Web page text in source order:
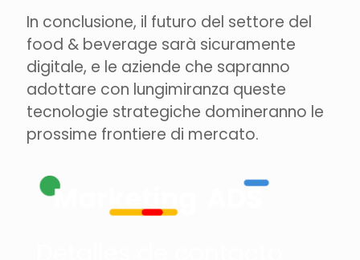
In conclusione, il futuro del settore del
food & beverage sarà sicuramente
digitale, e le aziende che sapranno
adottare con lungimiranza queste
tecnologie strategiche domineranno le
prossime frontiere di mercato.